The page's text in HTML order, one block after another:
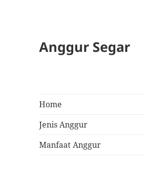
Anggur Segar
Home
Jenis Anggur
Manfaat Anggur